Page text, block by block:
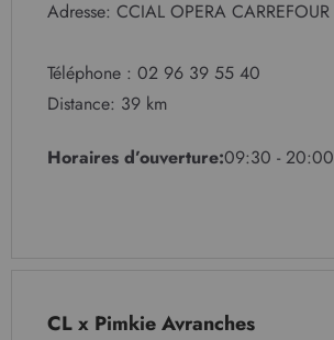
Adresse: CCIAL OPERA CARREFOUR
Téléphone : 02 96 39 55 40
Distance: 39 km
Horaires d’ouverture:09:30 - 20:00
CL x Pimkie Avranches